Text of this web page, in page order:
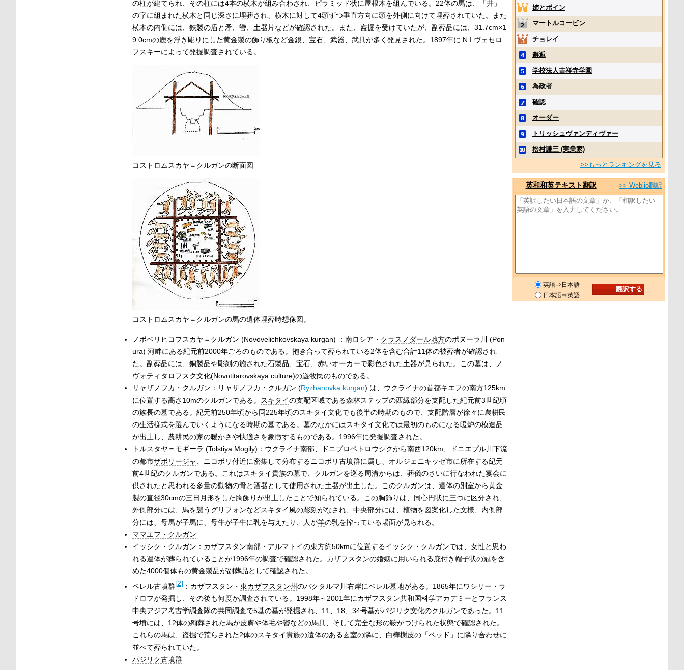
の柱が建てられ、その柱には4本の横木が組み合わされ、ピラミッド状に屋根木を組んでいる。22体の馬は、「井」
の字に組まれた横木と同じ深さに埋葬され、横木に対して4頭ずつ垂直方向に頭を外側に向けて埋葬されていた。また
横木の内側には、鉄製の盾と矛、 轡、土器片などが確認された。また、盗掘を受けていたが、副葬品には、31.7cm×1
9.0cmの鹿を浮き彫りにした黄金製の飾り板など金銀、宝石、武器、武具が多く発見された。1897年に N.I.ヴェセロ
フスキーによって発掘調査されている。
コストロムスカヤ＝クルガンの断面図
コストロムスカヤ＝クルガンの馬の遺体埋葬時想像図。
ノボベリヒコフスカヤ＝クルガン (Novovelichkovskaya kurgan) ：南ロシア・ クラスノダール地方のポヌーラ川 (Pon
ura) 河畔にある紀元前2000年ごろのものである。抱き合って葬られている2体を含む合計11体の被葬者が確認され
た。副葬品には、銅製品や彫刻の施された石製品、宝石、赤いオーカーで彩色された土器が見られた。この墓は、ノ
ヴォティタロフスク文化(Novotitarovskaya culture)の遊牧民のものである。
リャザノフカ・クルガン：リャザノフカ・クルガン (Ryzhanovka kurgan) は、 ウクライナの首都キエフの南方125km
に位置する高さ10mのクルガンである。
スキタイの支配区域である森林ステップの西縁部分を支配した紀元前3世紀頃
の族長の墓である。紀元前250年頃から同225年頃のスキタイ文化でも後半の時期のもので、支配階層が徐々に農耕民
の生活様式を選んでいくようになる時期の墓である。墓のなかにはスキタイ文化では最初のものになる暖炉の模造品
が出土し、農耕民の家の暖かさや快適さを象徴するものである。1996年に発掘調査された。
トルスタヤ＝モギーラ (Tolstiya Mogily)：ウクライナ南部、
ドニプロペトロウシクから南西120km、 ドニエプル川 下流
の都市ザポリージャ
、ニコポリ付近に密集して分布するニコポリ古墳群に属し、オルジェニキッゼ市に所在する紀元
前4世紀のクルガンである。これはスキタイ貴族の墓で、クルガンを巡る周溝からは、葬儀のさいに行なわれた宴会に
供されたと思われる多量の動物の骨と酒器として使用された土器が出土した。このクルガンは、遺体の別室から黄金
製の直径30cmの三日月形をした胸飾りが出土したことで知られている。この胸飾りは、同心円状に三つに区分され、
外側部分には、馬を襲う グリフォンなどスキタイ風の彫刻がなされ、中央部分には、植物を図案化した文様、内側部
分には、母馬が子馬に、母牛が子牛に乳を与えたり、人が羊の乳を搾っている場面が見られる。
ママエフ・クルガン
イッシク・クルガン： カザフスタン南部・ アルマトイの東方約50kmに位置するイッシク・クルガンでは、女性と思わ
れる遺体が葬られていることが1996年の調査で確認された。カザフスタンの婚姻に用いられる庇付き帽子状の冠を含
めた4000個体もの黄金製品が副葬品として確認された。
ベレル古墳群[2] ：カザフスタン・ 東カザフスタン州のバクタルマ川右岸にベレル墓地がある。1865年にワシリー・ラ
ドロフが発掘し、その後も何度か調査されている。1998年～2001年にカザフスタン共和国科学アカデミーとフランス
中央アジア考古学調査隊の共同調査で5基の墓が発掘され、11、18、34号墓がパジリク文化のクルガンであった。11
号墳には、12体の殉葬された馬が皮膚や体毛や轡などの馬具、そして完全な形の鞍がつけられた状態で確認された。
これらの馬は、盗掘で荒らされた2体のスキタイ貴族の遺体のある玄室の隣に、 白樺樹皮の「ベッド」に隣り合わせに
並べて葬られていた。
パジリク古墳群
姉とボイン
マートルコービン
チョレイ
邂逅
学校法人吉祥寺学園
為政者
確認
オーダー
トリッシュヴァンディヴァー
松村謙三 (実業家)
>>もっとランキングを見る
英和和英テキスト翻訳 >> Weblio翻訳
英語⇒日本語
日本語⇒英語